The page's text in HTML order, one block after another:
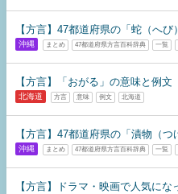
【方言】47都道府県の「蛇（へ
沖縄 まとめ 47都道府県方言百科辞典 一覧
【方言】「おがる」の意味と例文
北海道 方言 意味 例文 北海道
【方言】47都道府県の「漬物（
沖縄 まとめ 47都道府県方言百科辞典 一覧
【方言】ドラマ・映画で人気にな